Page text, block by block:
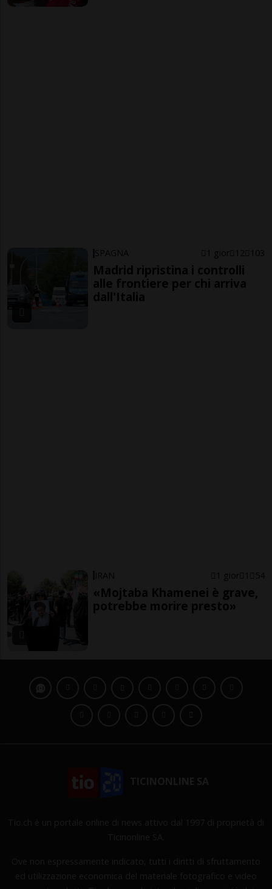
SPAGNA 1 gior 12 103
Madrid ripristina i controlli
alle frontiere per chi arriva
dall'Italia
IRAN 1 gior 1 54
«Mojtaba Khamenei è grave,
potrebbe morire presto»